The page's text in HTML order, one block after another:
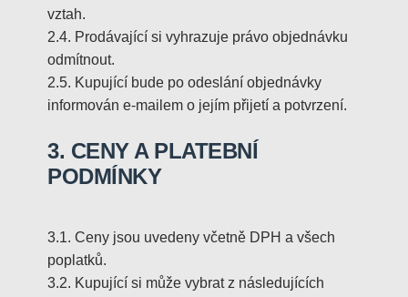
vztah.
2.4. Prodávající si vyhrazuje právo objednávku
odmítnout.
2.5. Kupující bude po odeslání objednávky
informován e-mailem o jejím přijetí a potvrzení.
3. CENY A PLATEBNÍ
PODMÍNKY
3.1. Ceny jsou uvedeny včetně DPH a všech
poplatků.
3.2. Kupující si může vybrat z následujících